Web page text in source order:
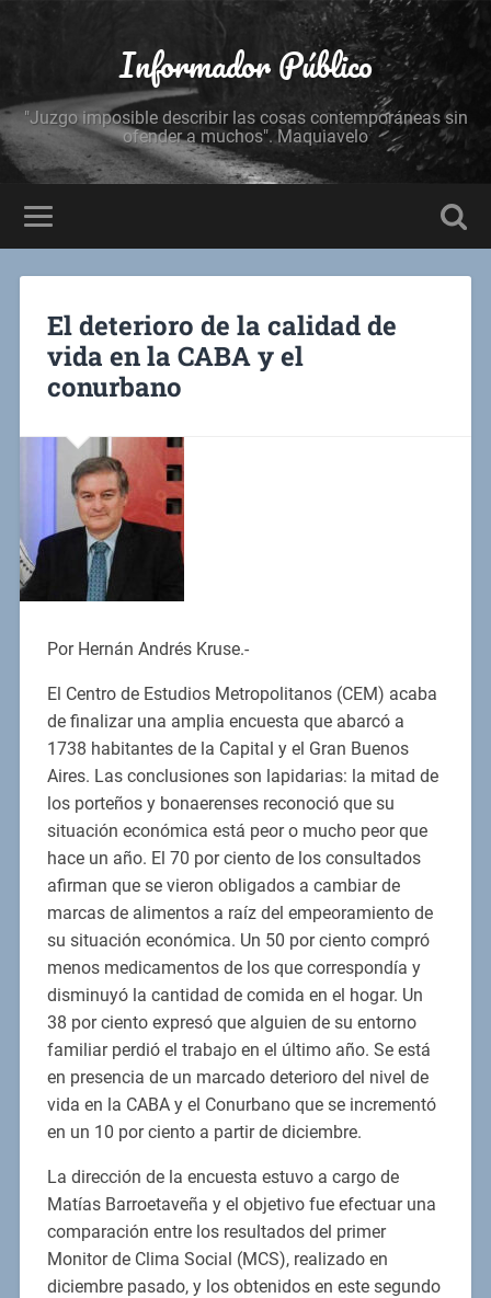
Informador Público
"Juzgo imposible describir las cosas contemporáneas sin
ofender a muchos". Maquiavelo
El deterioro de la calidad de
vida en la CABA y el
conurbano
Por Hernán Andrés Kruse.-
El Centro de Estudios Metropolitanos (CEM) acaba
de finalizar una amplia encuesta que abarcó a
1738 habitantes de la Capital y el Gran Buenos
Aires. Las conclusiones son lapidarias: la mitad de
los porteños y bonaerenses reconoció que su
situación económica está peor o mucho peor que
hace un año. El 70 por ciento de los consultados
afirman que se vieron obligados a cambiar de
marcas de alimentos a raíz del empeoramiento de
su situación económica. Un 50 por ciento compró
menos medicamentos de los que correspondía y
disminuyó la cantidad de comida en el hogar. Un
38 por ciento expresó que alguien de su entorno
familiar perdió el trabajo en el último año. Se está
en presencia de un marcado deterioro del nivel de
vida en la CABA y el Conurbano que se incrementó
en un 10 por ciento a partir de diciembre.
La dirección de la encuesta estuvo a cargo de
Matías Barroetaveña y el objetivo fue efectuar una
comparación entre los resultados del primer
Monitor de Clima Social (MCS), realizado en
diciembre pasado, y los obtenidos en este segundo